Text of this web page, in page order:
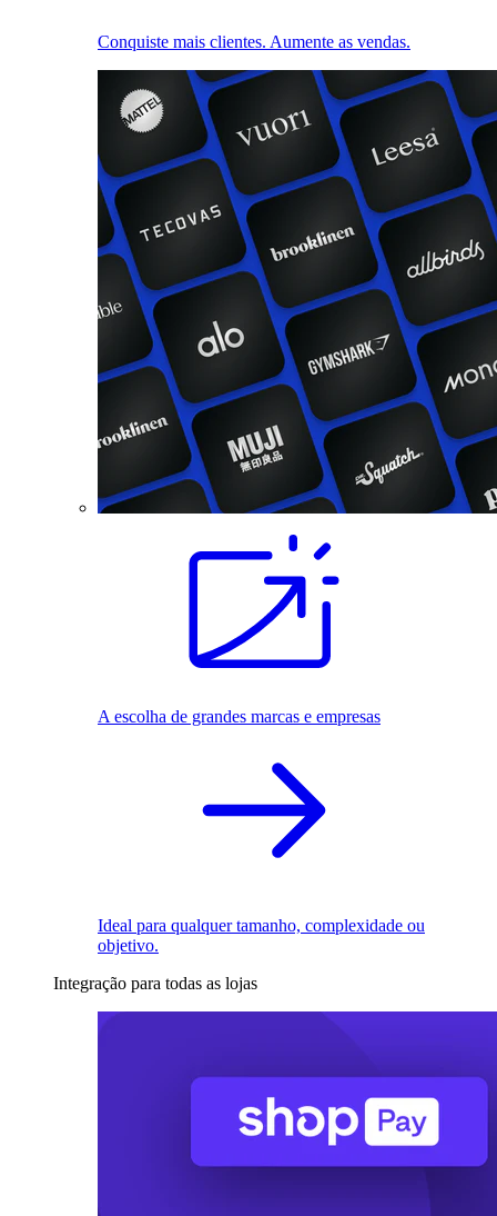
Conquiste mais clientes. Aumente as vendas.
A escolha de grandes marcas e empresas
Ideal para qualquer tamanho, complexidade ou
objetivo.
Integração para todas as lojas